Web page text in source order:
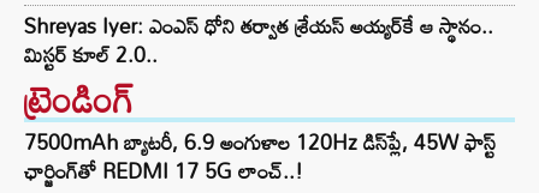
Shreyas Iyer: ఎంఎస్ ధోని తర్వాత శ్రేయస్ అయ్యర్‌కే ఆ స్థానం..
మిస్టర్ కూల్ 2.0..
ట్రెండింగ్‌
7500mAh బ్యాటరీ, 6.9 అంగుళాల 120Hz డిస్‌ప్లే, 45W ఫాస్ట్
ఛార్జింగ్‌తో REDMI 17 5G లాంచ్..!